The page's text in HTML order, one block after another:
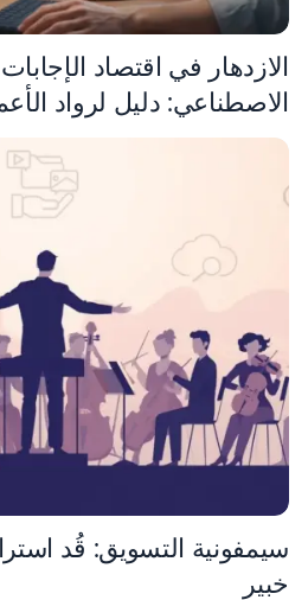
الازدهار في اقتصاد
الاصطناعي: دليل لرواد
سيمفونية التسويق: قُد
خبير